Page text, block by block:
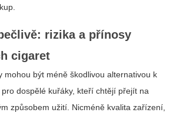
rizika a přínosy
cigaret
mohou být méně škodlivou alternativou k
dospělé kuřáky, kteří chtějí přejít na
způsobem užití. Nicméně kvalita zařízení,